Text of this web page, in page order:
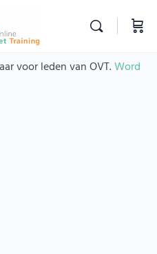
voor leden van OVT.Word